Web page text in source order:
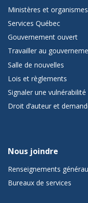
Ministères et organismes
Services Québec
Gouvernement ouvert
Travailler au
Salle de nouvelles
Lois et règlements
Signaler une
Droit d’auteur et
Nous joindre
Renseignements
Bureaux de services